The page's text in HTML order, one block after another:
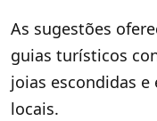
As sugestões
guias turísticos
joias escondidas
locais.